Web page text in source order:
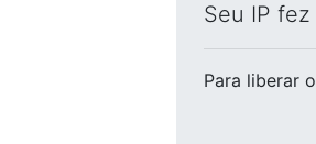
Seu IP
Para liberar